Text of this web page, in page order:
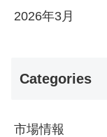
2026年3月
Categories
市場情報